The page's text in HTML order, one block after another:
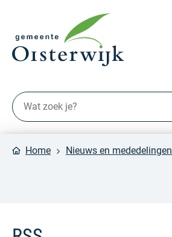
Home Nieuws en mededelingen